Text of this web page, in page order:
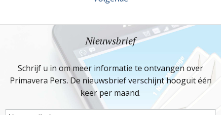
Nieuwsbrief
Schrijf u in om meer informatie te ontvangen over
Primavera Pers. De nieuwsbrief verschijnt hooguit één
keer per maand.